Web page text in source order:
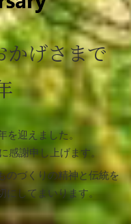
かげさまで
を迎えました。
感謝申し上げます。
のづくりの精神と伝統を
にしてまいります。